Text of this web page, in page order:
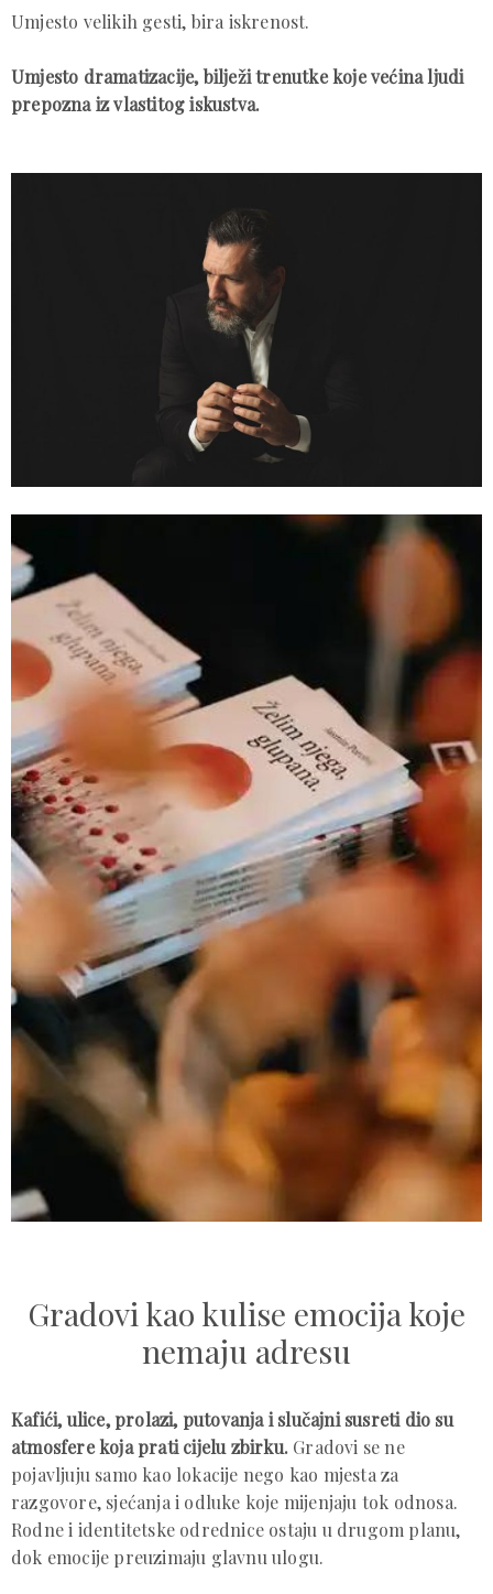
Umjesto velikih gesti, bira iskrenost.
Umjesto dramatizacije, bilježi trenutke koje većina ljudi
prepozna iz vlastitog iskustva.
Gradovi kao kulise emocija koje
nemaju adresu
Kafići, ulice, prolazi, putovanja i slučajni susreti dio su
atmosfere koja prati cijelu zbirku. Gradovi se ne
pojavljuju samo kao lokacije nego kao mjesta za
razgovore, sjećanja i odluke koje mijenjaju tok odnosa.
Rodne i identitetske odrednice ostaju u drugom planu,
dok emocije preuzimaju glavnu ulogu.